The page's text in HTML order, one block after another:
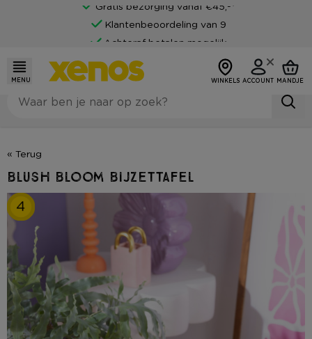
Gratis bezorging vanaf €45,-*
Klantenbeoordeling van 9
Achteraf betalen mogelijk
MENU WINKELS ACCOUNT MANDJE
« Terug
blush bloom bijzettafel
1
3
4